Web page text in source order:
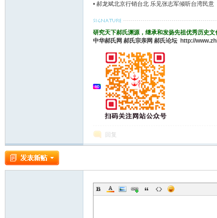
• 郝龙斌北京行销台北 乐见张志军倾听台湾民意
研究天下郝氏渊源，继承和发扬先祖优秀历史
中华郝氏网 郝氏宗亲网 郝氏论坛 http://
回复